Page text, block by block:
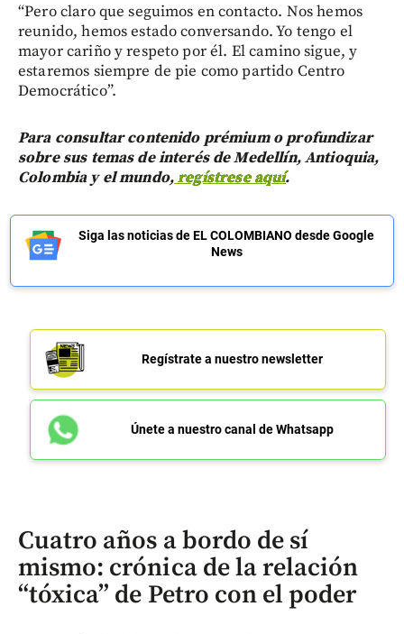
“Pero claro que seguimos en contacto. Nos hemos
reunido, hemos estado conversando. Yo tengo el
mayor cariño y respeto por él. El camino sigue, y
estaremos siempre de pie como partido Centro
Democrático”.
Para consultar contenido prémium o profundizar
sobre sus temas de interés de Medellín, Antioquia,
Colombia y el mundo,regístrese aquí.
Siga las noticias de EL COLOMBIANO desde Google
News
Regístrate a nuestro newsletter
Únete a nuestro canal de Whatsapp
Cuatro años a bordo de sí
mismo: crónica de la relación
“tóxica” de Petro con el poder